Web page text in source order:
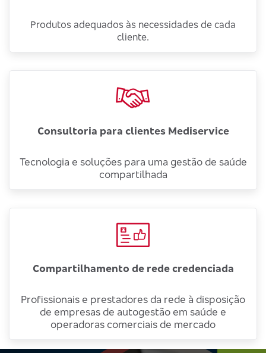
Produtos adequados às necessidades de cada
cliente.
Consultoria para clientes Mediservice
Tecnologia e soluções para uma gestão de saúde
compartilhada
Compartilhamento de rede credenciada
Profissionais e prestadores da rede à disposição
de empresas de autogestão em saúde e
operadoras comerciais de mercado